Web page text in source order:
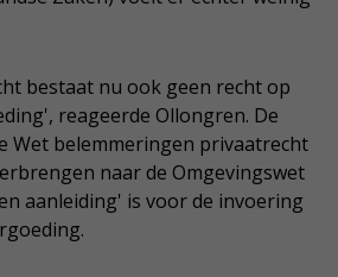
bestaat nu ook geen recht op
reageerde Ollongren. De
Wet belemmeringen privaatrecht
naar de Omgevingswet
aanleiding' is voor de invoering